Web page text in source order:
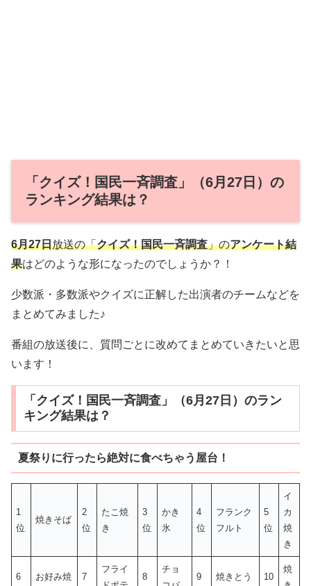
「クイズ！国民一斉調査」（6月27日）の
ランキング結果は？
6月27日放送の「クイズ！国民一斉調査」のアンケート結
果はどのような形になったのでしょうか？！
少数派・多数派やクイズに正解した出演者のチームなどを
まとめてみました♪
番組の放送後に、質問ごとに改めてまとめていきたいと思
います！
「クイズ！国民一斉調査」（6月27日）のラン
キング結果は？
夏祭りに行ったら絶対に食べちゃう屋台！
1
位
焼きそば
2
位
たこ焼
き
3
位
かき
氷
4
位
フランク
フルト
5
位
イ
カ
焼
き
6
お好み焼
7
フライ
8
チョ
9
焼きとう
10
焼